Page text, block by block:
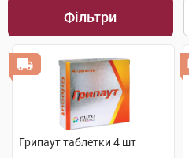
Фільтри
Грипаут таблетки 4 шт